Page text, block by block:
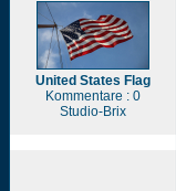
United States Flag
Kommentare : 0
Studio-Brix